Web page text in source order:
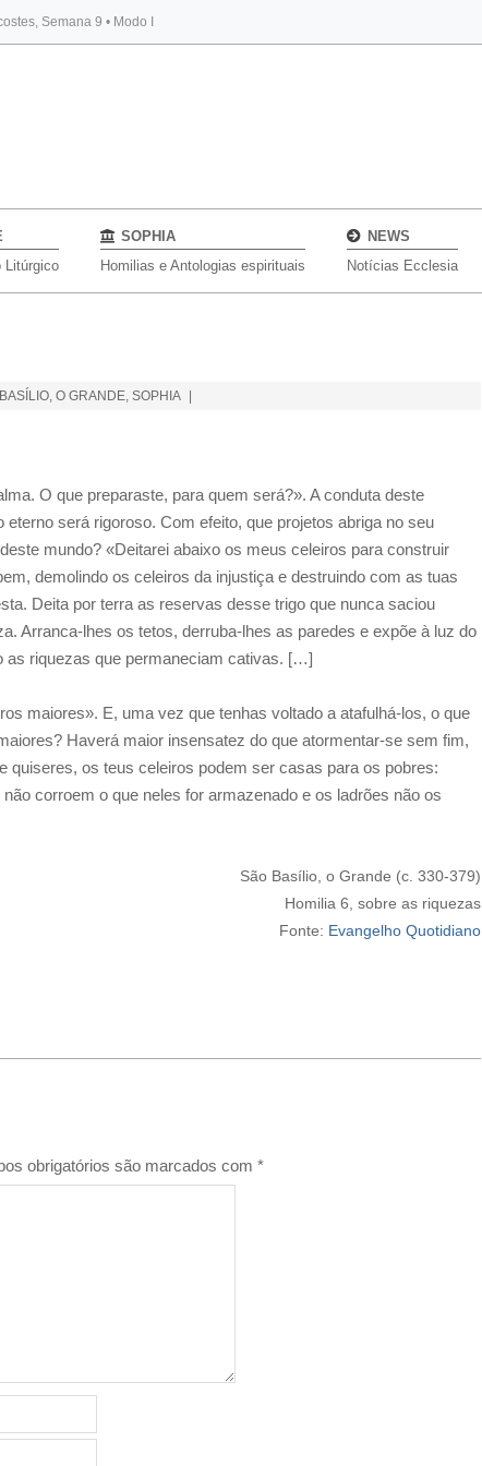
Semana 9 • Modo I
BYBLOS
Litúrgico
SOPHIA
Homilias e Antologias espirituais
NEWS
Notícias Ecclesia
BASÍLIO, O GRANDE, SOPHIA
O que preparaste, para quem será?». A conduta deste
será rigoroso. Com efeito, que projetos abriga no seu
mundo? «Deitarei abaixo os meus celeiros para construir
demolindo os celeiros da injustiça e destruindo com as tuas
Deita por terra as reservas desse trigo que nunca saciou
Arranca-lhes os tetos, derruba-lhes as paredes e expõe à luz do
as riquezas que permaneciam cativas. […]
maiores». E, uma vez que tenhas voltado a atafulhá-los, o que
Haverá maior insensatez do que atormentar-se sem fim,
quiseres, os teus celeiros podem ser casas para os pobres:
corroem o que neles for armazenado e os ladrões não os
São Basílio, o Grande (c. 330-379)
Homilia 6, sobre as riquezas
Fonte: Evangelho Quotidiano
obrigatórios são marcados com *